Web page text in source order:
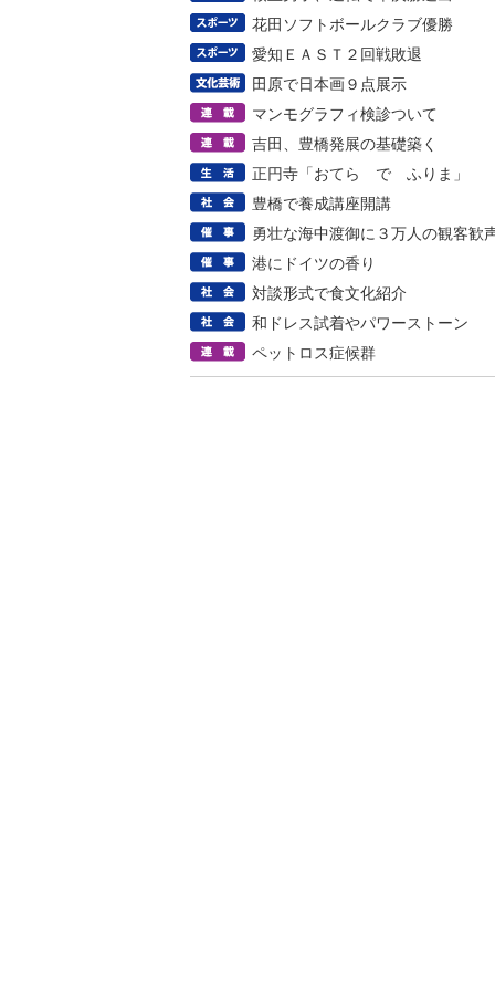
花田ソフトボールクラブ優勝
愛知ＥＡＳＴ２回戦敗退
田原で日本画９点展示
マンモグラフィ検診ついて
吉田、豊橋発展の基礎築く
正円寺「おてら で ふりま」
豊橋で養成講座開講
勇壮な海中渡御に３万人の観客歓
港にドイツの香り
対談形式で食文化紹介
和ドレス試着やパワーストーン
ペットロス症候群